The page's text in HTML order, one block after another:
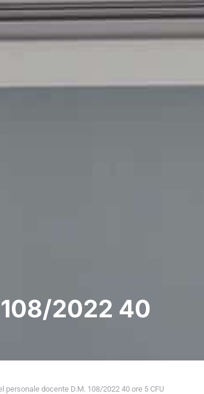
2022 40
personale docente D.M. 108/2022 40 ore 5 CFU